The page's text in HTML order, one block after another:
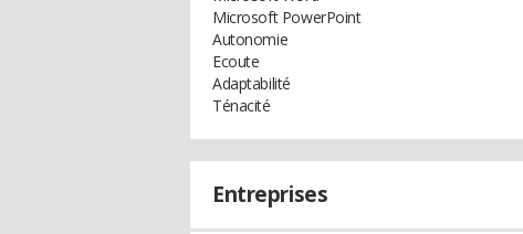
Microsoft PowerPoint
Autonomie
Ecoute
Adaptabilité
Ténacité
Entreprises